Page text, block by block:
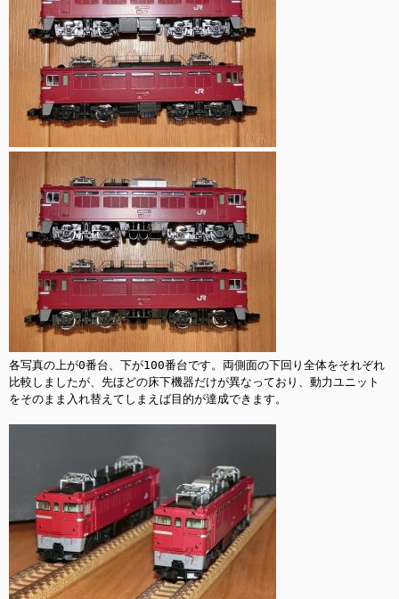
各写真の上が0番台、下が100番台です。両側面の下回り全体をそれぞれ
比較しましたが、先ほどの床下機器だけが異なっており、動力ユニット
をそのまま入れ替えてしまえば目的が達成できます。